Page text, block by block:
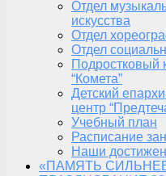
Отдел
искусства
Отдел
Отдел
Подростковый
“Комета”
Детский
центр
Учебный план
Расписание
Наши
«ПАМЯТЬ